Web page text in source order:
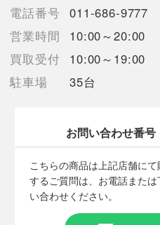
【使用予定配送業者】佐川急便
【こちらの商品は在庫連動シス
ョップと併売を行なっておりま
■状態等は画像をご確認・ご参照
こちらの商品はお客様から買
人の手を経た商品です。
電話番号 011-686-9777
営業時間
10:00～20:00
買取受付
10:00～19:00
駐車場
35台
お問い合わせ番号
こちらの商品は上記店舗に
するご質問は、お電話また
い合わせください。